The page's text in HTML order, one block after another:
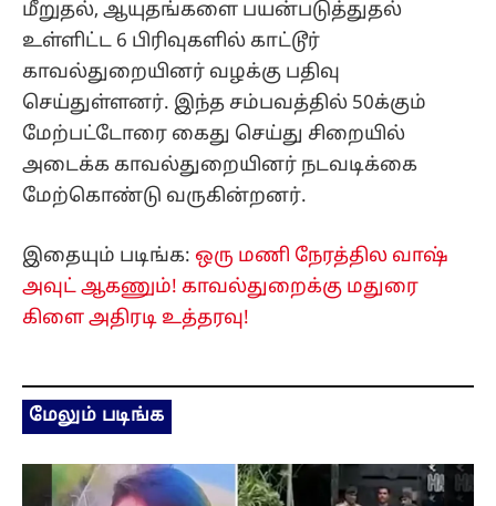
மீறுதல், ஆயுதங்களை பயன்படுத்துதல்
உள்ளிட்ட 6 பிரிவுகளில் காட்டூர்
காவல்துறையினர் வழக்கு பதிவு
செய்துள்ளனர். இந்த சம்பவத்தில் 50க்கும்
மேற்பட்டோரை கைது செய்து சிறையில்
அடைக்க காவல்துறையினர் நடவடிக்கை
மேற்கொண்டு வருகின்றனர்.
இதையும் படிங்க: ஒரு மணி நேரத்தில வாஷ்
அவுட் ஆகணும்! காவல்துறைக்கு மதுரை
கிளை அதிரடி உத்தரவு!
மேலும் படிங்க